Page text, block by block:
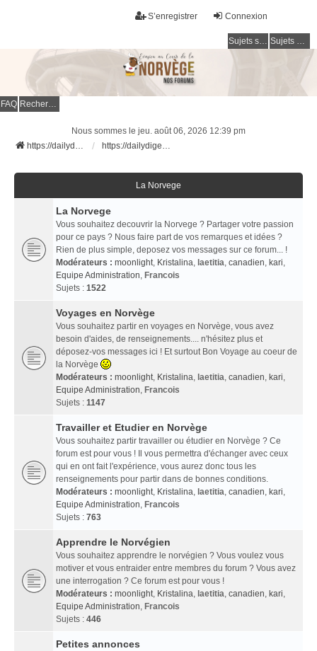
Connexion
S’enregistrer
Sujets sans réponse Sujets actifs
FAQ Rechercher
Nous sommes le jeu. août 06, 2026 12:39 pm
https://dailydigesthub.com
https://dailydigesthub.com
La Norvege
La Norvege
Vous souhaitez decouvrir la Norvege ? Partager votre passion
pour ce pays ? Nous faire part de vos remarques et idées ?
Rien de plus simple, deposez vos messages sur ce forum... !
Modérateurs : moonlight, Kristalina, laetitia, canadien, kari,
Equipe Administration, Francois
Sujets : 1522
Voyages en Norvège
Vous souhaitez partir en voyages en Norvège, vous avez
besoin d'aides, de renseignements.... n'hésitez plus et
déposez-vos messages ici ! Et surtout Bon Voyage au coeur de
la Norvège
Modérateurs : moonlight, Kristalina, laetitia, canadien, kari,
Equipe Administration, Francois
Sujets : 1147
Travailler et Etudier en Norvège
Vous souhaitez partir travailler ou étudier en Norvège ? Ce
forum est pour vous ! Il vous permettra d'échanger avec ceux
qui en ont fait l'expérience, vous aurez donc tous les
renseignements pour partir dans de bonnes conditions.
Modérateurs : moonlight, Kristalina, laetitia, canadien, kari,
Equipe Administration, Francois
Sujets : 763
Apprendre le Norvégien
Vous souhaitez apprendre le norvégien ? Vous voulez vous
motiver et vous entraider entre membres du forum ? Vous avez
une interrogation ? Ce forum est pour vous !
Modérateurs : moonlight, Kristalina, laetitia, canadien, kari,
Equipe Administration, Francois
Sujets : 446
Petites annonces